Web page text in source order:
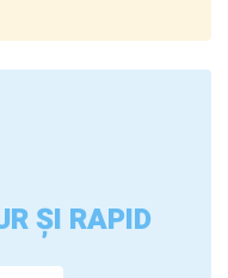
ȘI RAPID